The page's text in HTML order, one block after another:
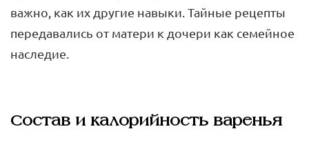
важно, как их другие навыки. Тайные рецепты
передавались от матери к дочери как семейное
наследие.
Состав и калорийность варенья